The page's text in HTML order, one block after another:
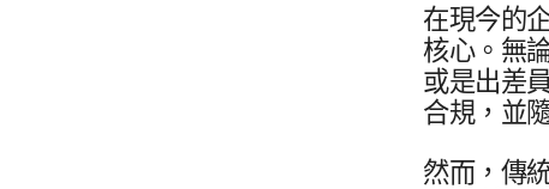
在​現今​的​
核心。​無
或​是​出差​
合規，​並​
然而，​傳